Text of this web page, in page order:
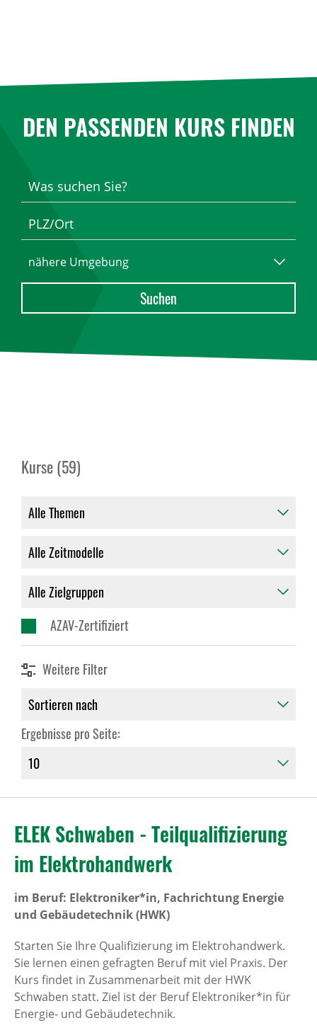
DEN PASSENDEN KURS FINDEN
Kurse (59)
AZAV-Zertifiziert
Weitere Filter
Ergebnisse pro Seite:
ELEK Schwaben - Teilqualifizierung
im Elektrohandwerk
im Beruf: Elektroniker*in, Fachrichtung Energie
und Gebäudetechnik (HWK)
Starten Sie Ihre Qualifizierung im Elektrohandwerk.
Sie lernen einen gefragten Beruf mit viel Praxis. Der
Kurs findet in Zusammenarbeit mit der HWK
Schwaben statt. Ziel ist der Beruf Elektroniker*in für
Energie- und Gebäudetechnik.